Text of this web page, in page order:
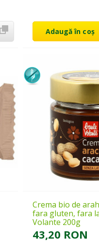
Adaugă în coș
Crema bio de
fara gluten, fara
Volante 200g
43,20 RON